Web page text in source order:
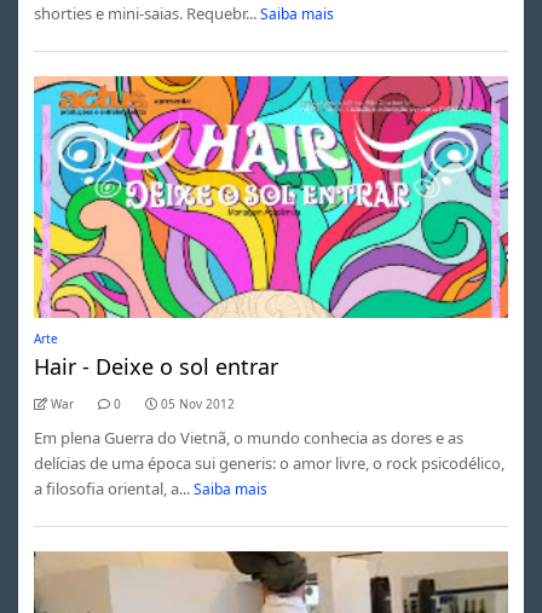
shorties e mini-saias. Requebr... Saiba mais
Arte
Hair - Deixe o sol entrar
War 0 05 Nov 2012
Em plena Guerra do Vietnã, o mundo conhecia as dores e as
delícias de uma época sui generis: o amor livre, o rock psicodélico,
a filosofia oriental, a... Saiba mais